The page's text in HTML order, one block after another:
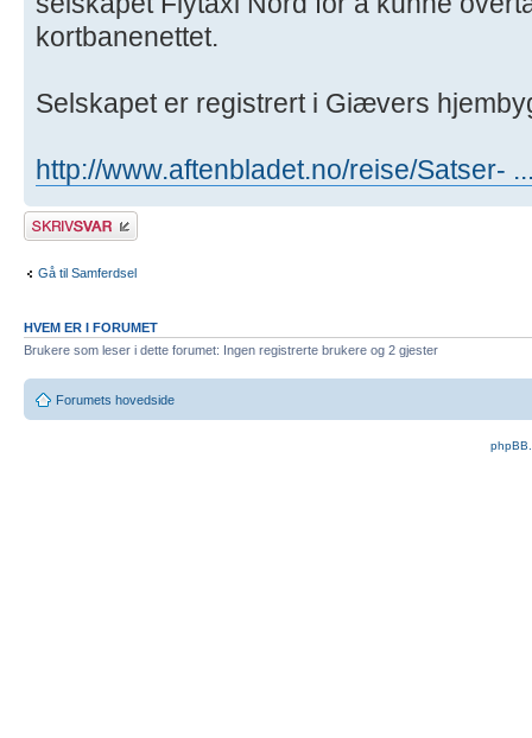
kortbanenettet.
Selskapet er registrert i Giævers
http://www.aftenbladet.no/reise/Satser-
Skriv et svar
Gå til Samferdsel
HVEM ER I FORUMET
Brukere som leser i dette forumet: Ingen registrerte brukere og 2 gjester
Forumets hovedside